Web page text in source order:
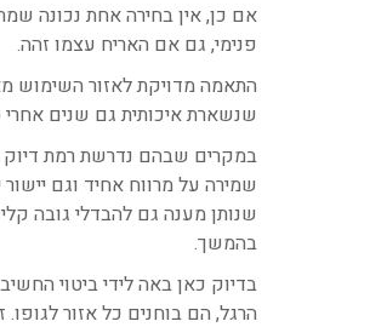
אם כן, אין בחירה אחת נכונה
פנימי, גם אם האריח עצמו זהה.
התאמה מדויקת לאזור השימוש
שנשארת איכותית גם שנים אחרי
במקרים שבהם נדרשת רמת
שמירה על מרווח אחיד וגם
שנותן מענה גם להבדלי גובה
בהמשך.
בדיוק כאן באה לידי ביטוי